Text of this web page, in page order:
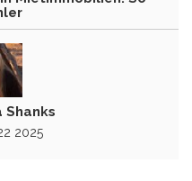
Shanks
2025